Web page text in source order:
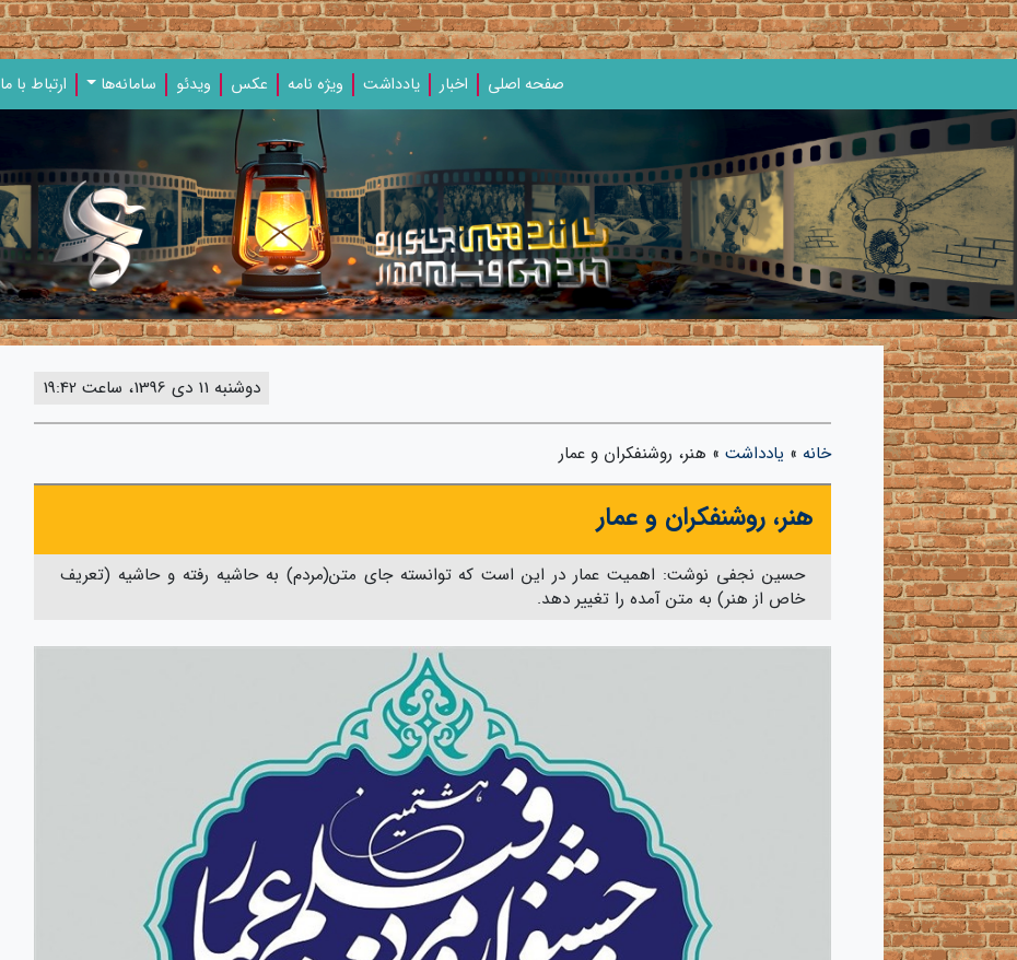
صفحه اصلی اخبار یادداشت‌ ویژه‌ نامه‌ عکس ویدئو سامانه‌ها ارتباط با ما
دوشنبه 11 دی 1396، ساعت 19:42
خانه » یادداشت » هنر، روشنفکران و عمار
هنر، روشنفکران و عمار
حسین نجفی نوشت: اهمیت عمار در این است که توانسته جای متن(مردم) به حاشیه رفته و حاشیه (تعریف
خاص از هنر) به متن آمده را تغییر دهد.